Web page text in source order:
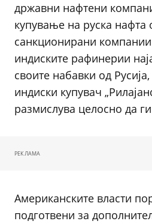
државни нафтени
купување на руска нафта
санкционирани
индиските рафинерии
своите набавки од
индиски купувач
размислува целосно да
РЕКЛАМА
Американските власти
подготвени за